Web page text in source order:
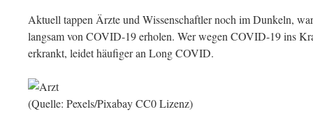
Aktuell tappen Ärzte und Wissenschaftler noch im Dunkeln,
langsam von COVID-19 erholen. Wer wegen COVID-19 ins
erkrankt, leidet häufiger an Long COVID.
(Quelle: Pexels/Pixabay CC0 Lizenz)